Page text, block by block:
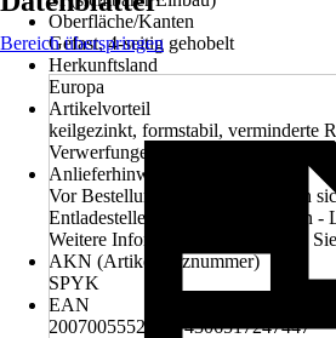
Oberfläche/Kanten
Gefast, 4-seitig gehobelt
Herkunftsland
Europa
Artikelvorteil
keilgezinkt, formstabil, verminderte
Verwerfungen
Anlieferhinweis
Vor Bestellung muss vom Kunden
Entladestelle mit einem 40 Tonnen -
Weitere Informationen entnehmen
AKN (Artikelkurznummer)
SPYK
EAN
2007005552419, 4306517247447
Bereich überspringen